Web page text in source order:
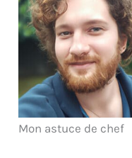
Mon astuce de chef